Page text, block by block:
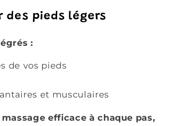
des pieds légers
:
de vos pieds
et musculaires
massage efficace à chaque pas,